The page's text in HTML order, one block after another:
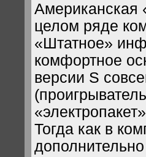
Американская
целом ряде
«Штатное»
комфортное
версии S
Тогда как в